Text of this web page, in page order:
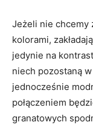
Jeżeli nie chcemy
kolorami,
jedynie na
niech pozostaną
jednocześnie
połączeniem
granatowych